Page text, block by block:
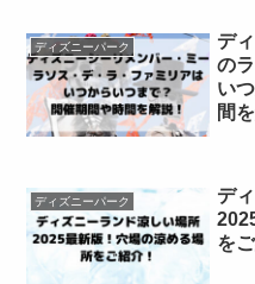
ディズニーパーク
デ
の
い
間
ディズニーパーク
デ
を